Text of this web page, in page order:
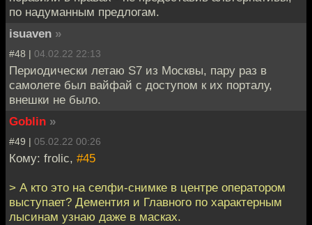
по надуманным предлогам.
isuaven »
#48 | 04.02.22 22:13
Периодически летаю S7 из Москвы, пару раз в
самолете был вайфай с доступом к их порталу,
внешки не было.
Goblin »
#49 | 05.02.22 00:26
Кому: frolic, #45
> А кто это на селфи-снимке в центре оператором
выступает? Дементия и Главного по характерным
лысинам узнаю даже в масках.